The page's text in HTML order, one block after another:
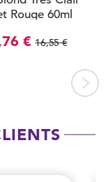
Rouge 60ml
€ 16,55 €